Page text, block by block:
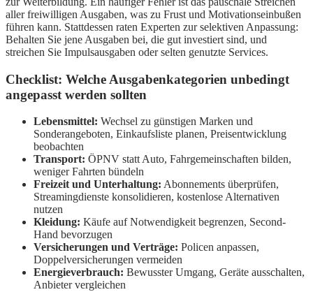
aller freiwilligen Ausgaben, was zu Frust und Motivationseinbußen
führen kann. Stattdessen raten Experten zur selektiven Anpassung:
Behalten Sie jene Ausgaben bei, die gut investiert sind, und
streichen Sie Impulsausgaben oder selten genutzte Services.
Checklist: Welche Ausgabenkategorien unbedingt
angepasst werden sollten
Lebensmittel: Wechsel zu günstigen Marken und
Sonderangeboten, Einkaufsliste planen, Preisentwicklung
beobachten
Transport: ÖPNV statt Auto, Fahrgemeinschaften bilden,
weniger Fahrten bündeln
Freizeit und Unterhaltung: Abonnements überprüfen,
Streamingdienste konsolidieren, kostenlose Alternativen
nutzen
Kleidung: Käufe auf Notwendigkeit begrenzen, Second-
Hand bevorzugen
Versicherungen und Verträge: Policen anpassen,
Doppelversicherungen vermeiden
Energieverbrauch: Bewusster Umgang, Geräte ausschalten,
Anbieter vergleichen